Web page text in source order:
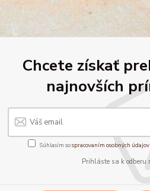
Chcete získať
najnovších
Súhlasím sospracovaním osobných údajov
Prihláste sa k odberu